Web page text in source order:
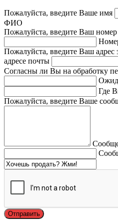
Пожалуйста, введите Ваше имя
ФИО
Пожалуйста, введите Ваш номер
Пожалуйста, введите Ваш адрес
адресе почты
Согласны ли Вы на обработку
Где
Пожалуйста, введите Ваше